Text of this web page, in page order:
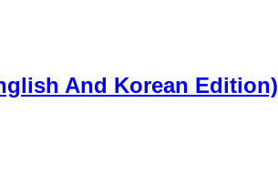
And Korean Edition)